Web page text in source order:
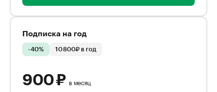
Подписка на год
-40% 10 800₽ в год
900 ₽ в месяц